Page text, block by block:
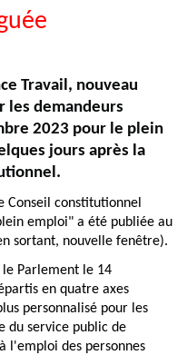
Travail, nouveau
les demandeurs
2023 pour le plein
jours après la
Conseil constitutionnel
emploi" a été publiée au
sortant, nouvelle fenêtre).
Parlement le 14
en quatre axes
personnalisé pour les
du service public de
l'emploi des personnes